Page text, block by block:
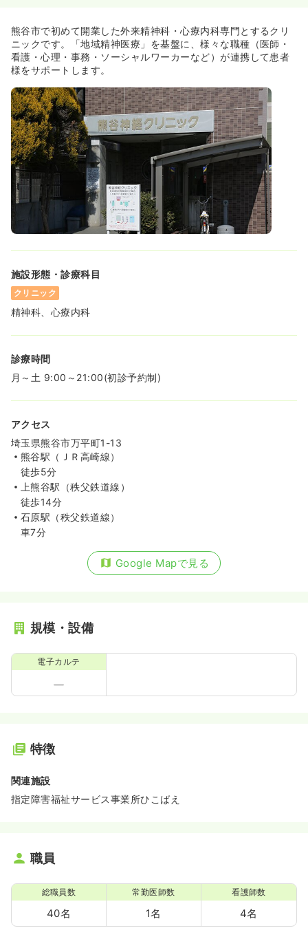
熊谷市で初めて開業した外来精神科・心療内科専門とするクリ
ニックです。「地域精神医療」を基盤に、様々な職種（医師・
看護・心理・事務・ソーシャルワーカーなど）が連携して患者
様をサポートします。
施設形態・診療科目
クリニック
精神科、心療内科
診療時間
月～土 9:00～21:00(初診予約制)
アクセス
埼玉県熊谷市万平町1-13
熊谷駅（ＪＲ高崎線）
徒歩5分
上熊谷駅（秩父鉄道線）
徒歩14分
石原駅（秩父鉄道線）
車7分
Google Mapで見る
規模・設備
電子カルテ
特徴
関連施設
指定障害福祉サービス事業所ひこばえ
職員
総職員数
40名
常勤医師数
1名
看護師数
4名